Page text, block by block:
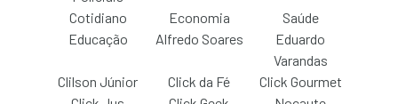
Cotidiano Economia
Saúde
Educação
Alfredo Soares
Eduardo
Varandas
Clilson Júnior
Click da Fé
Click Gourmet